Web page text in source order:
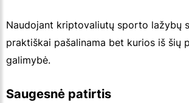
Naudojant kriptovaliutų sporto lažybų
praktiškai pašalinama bet kurios iš šių
galimybė.
Saugesnė patirtis